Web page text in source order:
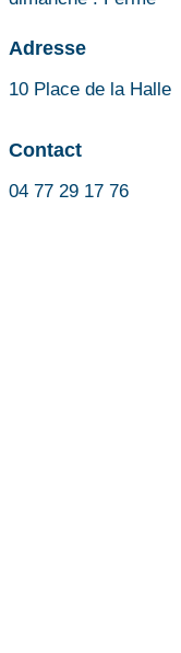
Adresse
10 Place de la Halle
Contact
04 77 29 17 76